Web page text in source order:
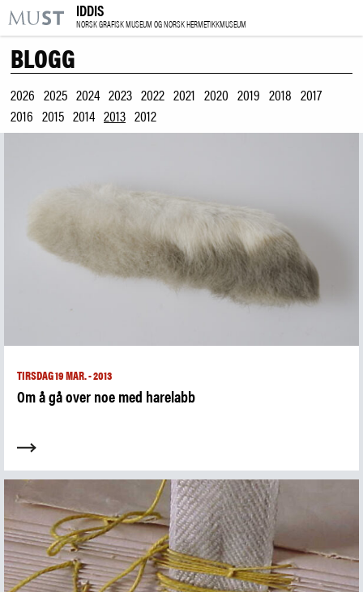
KR
M
BESØK OSS
UTSTILLINGER
ARRANGEMENTER
NO ENG
Kjøp billett og årskort
Utleie
Fristelser i museumsbutikken
Om museet
Visste du at
SØK
IDDIS
NORSK GRAFISK MUSEUM OG NORSK HERMETIKKMUSEUM
BLOGG
2026 2025 2024 2023 2022 2021 2020 2019 2018 2017
2016 2015 2014 2013 2012
TIRSDAG 19 MAR. - 2013
Om å gå over noe med harelabb